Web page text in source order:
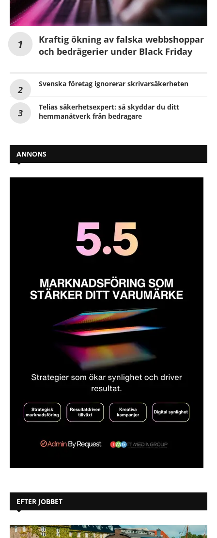
Kraftig ökning av falska webbshoppar
och bedrägerier under Black Friday
Svenska företag ignorerar skrivarsäkerheten
Telias säkerhetsexpert: så skyddar du ditt
hemmanätverk från bedragare
ANNONS
EFTER JOBBET